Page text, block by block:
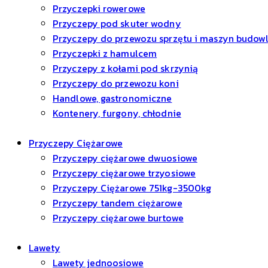
Przyczepki rowerowe
Przyczepy pod skuter wodny
Przyczepy do przewozu sprzętu i maszyn
Przyczepki z hamulcem
Przyczepy z kołami pod skrzynią
Przyczepy do przewozu koni
Handlowe, gastronomiczne
Kontenery, furgony, chłodnie
Przyczepy Ciężarowe
Przyczepy ciężarowe dwuosiowe
Przyczepy ciężarowe trzyosiowe
Przyczepy Ciężarowe 751kg-3500kg
Przyczepy tandem ciężarowe
Przyczepy ciężarowe burtowe
Lawety
Lawety jednoosiowe